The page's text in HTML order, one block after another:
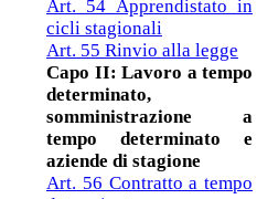
Art. 54 Apprendistato in
cicli stagionali
Art. 55 Rinvio alla legge
Capo II: Lavoro a tempo
determinato,
somministrazione a
tempo determinato e
aziende di stagione
Art. 56 Contratto a tempo